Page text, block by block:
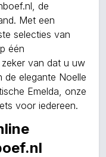
de
Met een
selecties van
één
van dat u uw
de elegante Noelle
Emelda, onze
voor iedereen.